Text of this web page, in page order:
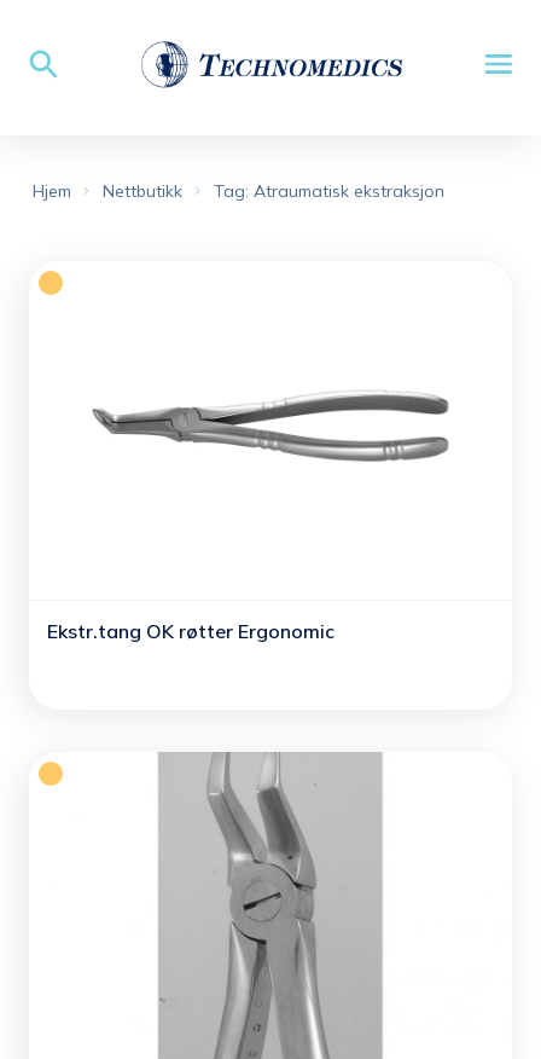
Hjem Nettbutikk Tag: Atraumatisk ekstraksjon
Ekstr.tang OK røtter Ergonomic